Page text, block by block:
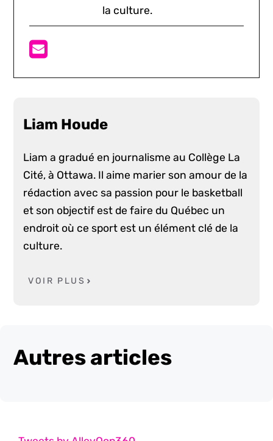
la culture.
Liam Houde
Liam a gradué en journalisme au Collège La
Cité, à Ottawa. Il aime marier son amour de la
rédaction avec sa passion pour le basketball
et son objectif est de faire du Québec un
endroit où ce sport est un élément clé de la
culture.
VOIR PLUS
Autres articles